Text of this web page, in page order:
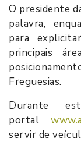
O presidente
palavra,
para
principais
Freguesias.
Durante
portal
servir de